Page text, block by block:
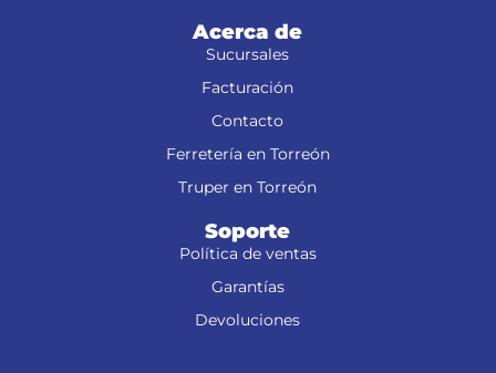
Acerca de
Sucursales
Facturación
Contacto
Ferretería en Torreón
Truper en Torreón
Soporte
Política de ventas
Garantías
Devoluciones